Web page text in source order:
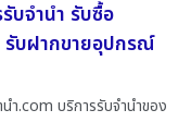
บจำนำ รับซื้อ
รับฝากขายอุปกรณ์
า.com บริการรับจำนำของ